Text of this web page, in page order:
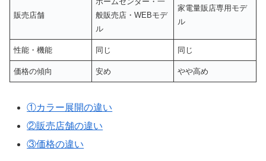
販売店舗
般販売店・WEBモデ
ル
家電量販店専用モデ
ル
性能・機能 同じ 同じ
価格の傾向 安め やや高め
①カラー展開の違い
②販売店舗の違い
③価格の違い